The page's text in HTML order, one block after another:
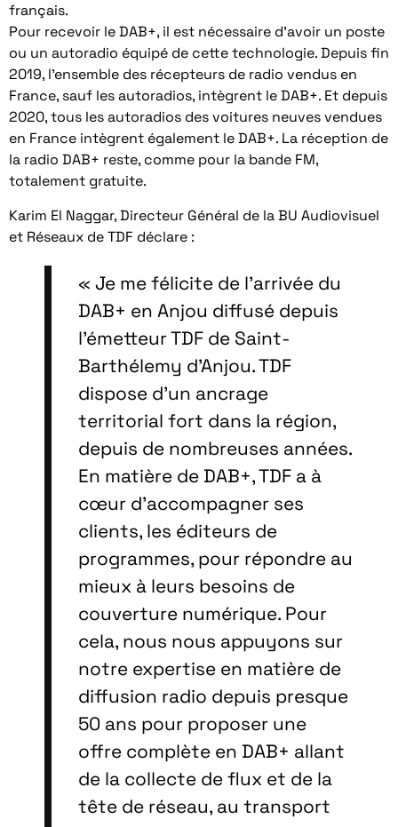
français.
Pour recevoir le DAB+, il est nécessaire d’avoir un poste
ou un autoradio équipé de cette technologie. Depuis fin
2019, l’ensemble des récepteurs de radio vendus en
France, sauf les autoradios, intègrent le DAB+. Et depuis
2020, tous les autoradios des voitures neuves vendues
en France intègrent également le DAB+. La réception de
la radio DAB+ reste, comme pour la bande FM,
totalement gratuite.
Karim El Naggar, Directeur Général de la BU Audiovisuel
et Réseaux de TDF déclare :
« Je me félicite de l’arrivée du
DAB+ en Anjou diffusé depuis
l’émetteur TDF de Saint-
Barthélemy d’Anjou. TDF
dispose d’un ancrage
territorial fort dans la région,
depuis de nombreuses années.
En matière de DAB+, TDF a à
cœur d’accompagner ses
clients, les éditeurs de
programmes, pour répondre au
mieux à leurs besoins de
couverture numérique. Pour
cela, nous nous appuyons sur
notre expertise en matière de
diffusion radio depuis presque
50 ans pour proposer une
offre complète en DAB+ allant
de la collecte de flux et de la
tête de réseau, au transport